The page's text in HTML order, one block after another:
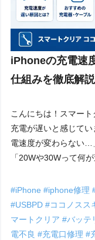
iPhoneの充電速
仕組みを徹底解説
こんにちは！スマー
充電が遅いと感じて
電速度が変わらない…
「20Wや30Wって何
#iPhone#iphone修理
#USBPD#ココノスス
マートクリア#バッテ
電不良#充電口修理#